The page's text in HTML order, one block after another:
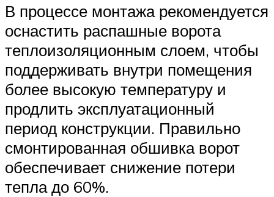
В процессе монтажа рекомендуется
оснастить распашные ворота
теплоизоляционным слоем, чтобы
поддерживать внутри помещения
более высокую температуру и
продлить эксплуатационный
период конструкции. Правильно
смонтированная обшивка ворот
обеспечивает снижение потери
тепла до 60%.